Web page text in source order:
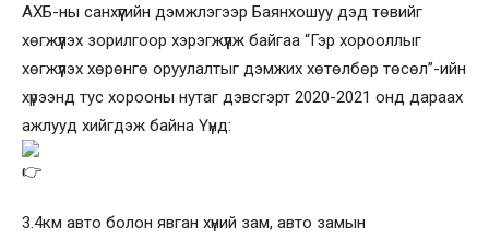
АХБ-ны санхүүгийн дэмжлэгээр Баянхошуу дэд төвийг
хөгжүүлэх зорилгоор хэрэгжүүлж байгаа “Гэр хорооллыг
хөгжүүлэх хөрөнгө оруулалтыг дэмжих хөтөлбөр төсөл”-ийн
хүрээнд тус хорооны нутаг дэвсгэрт 2020-2021 онд дараах
ажлууд хийгдэж байна Үүнд:
3.4км авто болон явган хүний зам, авто замын